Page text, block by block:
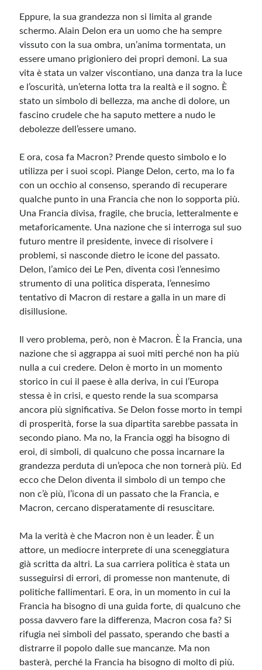
Eppure, la sua grandezza non si limita al grande
schermo. Alain Delon era un uomo che ha sempre
vissuto con la sua ombra, un’anima tormentata, un
essere umano prigioniero dei propri demoni. La sua
vita è stata un valzer viscontiano, una danza tra la luce
e l’oscurità, un’eterna lotta tra la realtà e il sogno. È
stato un simbolo di bellezza, ma anche di dolore, un
fascino crudele che ha saputo mettere a nudo le
debolezze dell’essere umano.
E ora, cosa fa Macron? Prende questo simbolo e lo
utilizza per i suoi scopi. Piange Delon, certo, ma lo fa
con un occhio al consenso, sperando di recuperare
qualche punto in una Francia che non lo sopporta più.
Una Francia divisa, fragile, che brucia, letteralmente e
metaforicamente. Una nazione che si interroga sul suo
futuro mentre il presidente, invece di risolvere i
problemi, si nasconde dietro le icone del passato.
Delon, l’amico dei Le Pen, diventa così l’ennesimo
strumento di una politica disperata, l’ennesimo
tentativo di Macron di restare a galla in un mare di
disillusione.
Il vero problema, però, non è Macron. È la Francia, una
nazione che si aggrappa ai suoi miti perché non ha più
nulla a cui credere. Delon è morto in un momento
storico in cui il paese è alla deriva, in cui l’Europa
stessa è in crisi, e questo rende la sua scomparsa
ancora più significativa. Se Delon fosse morto in tempi
di prosperità, forse la sua dipartita sarebbe passata in
secondo piano. Ma no, la Francia oggi ha bisogno di
eroi, di simboli, di qualcuno che possa incarnare la
grandezza perduta di un’epoca che non tornerà più. Ed
ecco che Delon diventa il simbolo di un tempo che
non c’è più, l’icona di un passato che la Francia, e
Macron, cercano disperatamente di resuscitare.
Ma la verità è che Macron non è un leader. È un
attore, un mediocre interprete di una sceneggiatura
già scritta da altri. La sua carriera politica è stata un
susseguirsi di errori, di promesse non mantenute, di
politiche fallimentari. E ora, in un momento in cui la
Francia ha bisogno di una guida forte, di qualcuno che
possa davvero fare la differenza, Macron cosa fa? Si
rifugia nei simboli del passato, sperando che basti a
distrarre il popolo dalle sue mancanze. Ma non
basterà, perché la Francia ha bisogno di molto di più.